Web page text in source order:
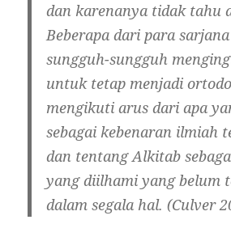
dan karenanya tidak tahu
Beberapa dari para
sungguh-sungguh
untuk tetap menjadi
mengikuti arus dari apa
sebagai kebenaran ilmiah
dan tentang Alkitab
yang diilhami yang belum
dalam segala hal. (Culver